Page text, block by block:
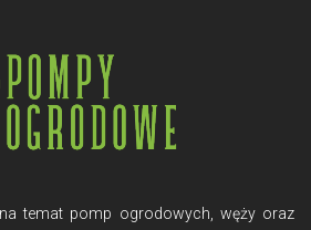
temat pomp ogrodowych, węży oraz